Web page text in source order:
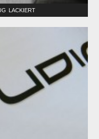
LACKIERT